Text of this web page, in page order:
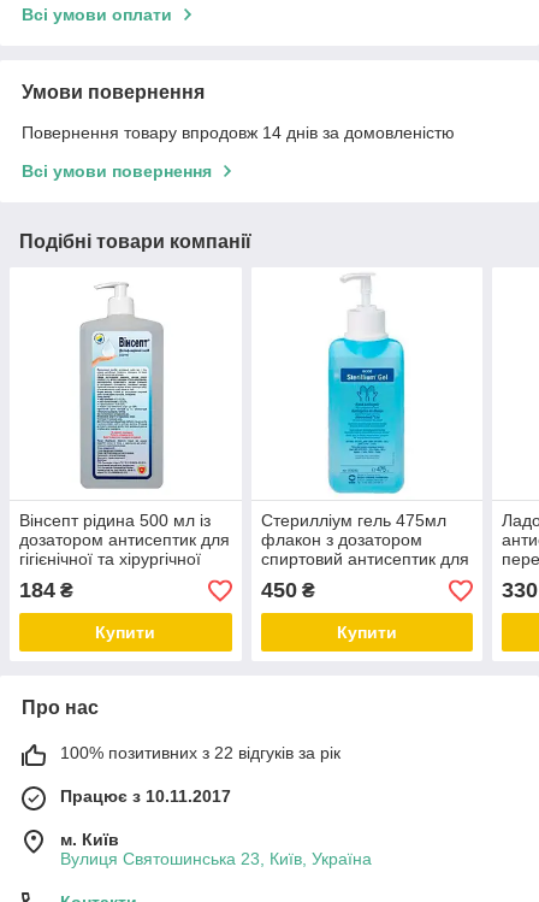
Всі умови оплати
Умови повернення
Повернення товару впродовж 14 днів за домовленістю
Всі умови повернення
Подібні товари компанії
Вінсепт рідина 500 мл із
дозатором антисептик для
гігієнічної та хірургічної
184 ₴
Купити
Стерилліум гель 475мл
флакон з дозатором
спиртовий антисептик для
450₴
Купити
330
Про нас
100% позитивних з 22 відгуків за рік
Працює з 10.11.2017
м. Київ
Вулиця Святошинська 23, Київ, Україна